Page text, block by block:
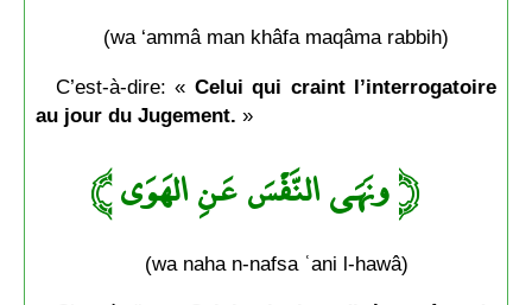
(wa ‘ammâ man khâfa maqâma rabbih)
C’est-à-dire: « Celui qui craint l’interrogatoire
au jour du Jugement. »
﴿ونَهَى النَّفْسَ عَنِ الهَوَى ﴾
(wa naha n-nafsa ʿani l-hawâ)